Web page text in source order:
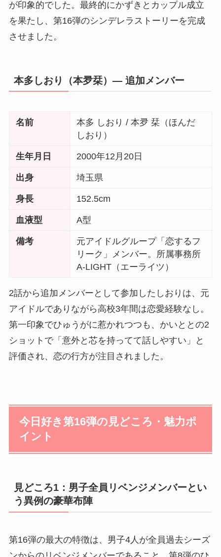
が印象的でした。最終的にかずきとカップル成立
を果たし、第16弾のシンデレラストーリーを完成
させました。
本多しおり（本夛栞）― 追加メンバー
名前
本多 しおり / 本夛 栞（ほんだ
しおり）
生年月日 2000年12月20日
出身 埼玉県
身長 152.5cm
血液型 A型
備考
元アイドルグループ「恋するフ
リーク」メンバー。所属事務所
A-LIGHT（エーライツ）
2話から追加メンバーとして参加したしおりは、元
アイドルでありながら高校3年間は恋愛経験なし。
第一印象でひゅうがに惹かれつつも、かいととの2
ショットで「意外と芯を持ってて話しやすい」と
評価され、恋の行方が注目されました。
今日好き第16弾の見どころ・魅力ポ
イント
見どころ1：男子全員リベンジメンバーとい
う異例の豪華布陣
第16弾の最大の特徴は、男子4人が全員過去シーズ